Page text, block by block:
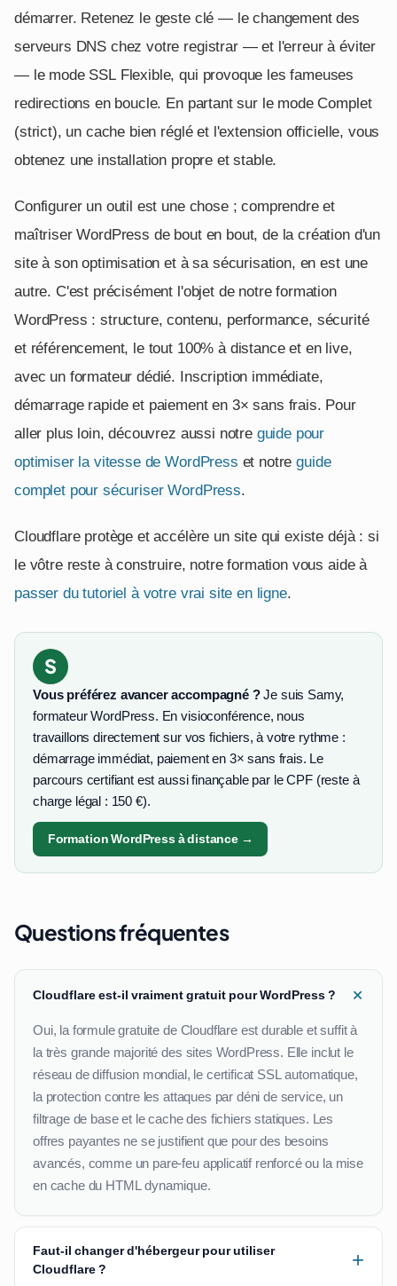
démarrer. Retenez le geste clé — le changement des
serveurs DNS chez votre registrar — et l'erreur à éviter
— le mode SSL Flexible, qui provoque les fameuses
redirections en boucle. En partant sur le mode Complet
(strict), un cache bien réglé et l'extension officielle, vous
obtenez une installation propre et stable.
Configurer un outil est une chose ; comprendre et
maîtriser WordPress de bout en bout, de la création d'un
site à son optimisation et à sa sécurisation, en est une
autre. C'est précisément l'objet de notre formation
WordPress : structure, contenu, performance, sécurité
et référencement, le tout 100% à distance et en live,
avec un formateur dédié. Inscription immédiate,
démarrage rapide et paiement en 3× sans frais. Pour
aller plus loin, découvrez aussi notre guide pour
optimiser la vitesse de WordPress et notreguide
complet pour sécuriser WordPress.
Cloudflare protège et accélère un site qui existe déjà : si
le vôtre reste à construire, notre formation vous aide à
passer du tutoriel à votre vrai site en ligne.
S
Vous préférez avancer accompagné ?Je suis Samy,
formateur WordPress. En visioconférence, nous
travaillons directement sur vos fichiers, à votre rythme :
démarrage immédiat, paiement en 3× sans frais. Le
parcours certifiant est aussi finançable par le CPF (reste à
charge légal : 150 €).
Formation WordPress à distance →
Questions fréquentes
Cloudflare est-il vraiment gratuit pour WordPress ? +
Oui, la formule gratuite de Cloudflare est durable et suffit à
la très grande majorité des sites WordPress. Elle inclut le
réseau de diffusion mondial, le certificat SSL automatique,
la protection contre les attaques par déni de service, un
filtrage de base et le cache des fichiers statiques. Les
offres payantes ne se justifient que pour des besoins
avancés, comme un pare-feu applicatif renforcé ou la mise
en cache du HTML dynamique.
Faut-il changer d'hébergeur pour utiliser
Cloudflare ?
+